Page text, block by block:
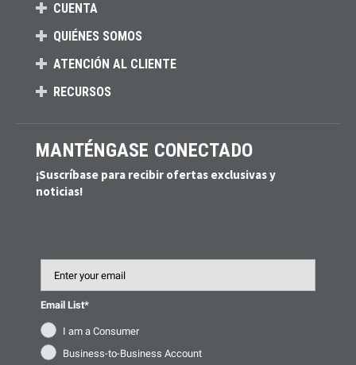
CUENTA
QUIÉNES SOMOS
ATENCIÓN AL CLIENTE
RECURSOS
MANTÉNGASE CONECTADO
¡Suscríbase para recibir ofertas exclusivas y
noticias!
Email List*
I am a Consumer
Business-to-Business Account